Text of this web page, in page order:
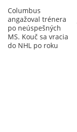
Columbus
angažoval trénera
po neúspešných
MS. Kouč sa vracia
do NHL po roku